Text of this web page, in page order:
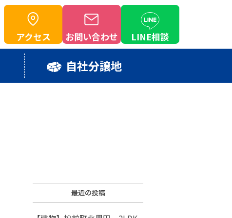
アクセス お問い合わせ LINE相談
自社分譲地